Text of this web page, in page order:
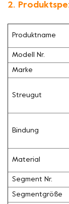
2.
Produktname
Modell Nr.
Marke
Streugut
Bindung
Material
Segment Nr.
Segmentgröße